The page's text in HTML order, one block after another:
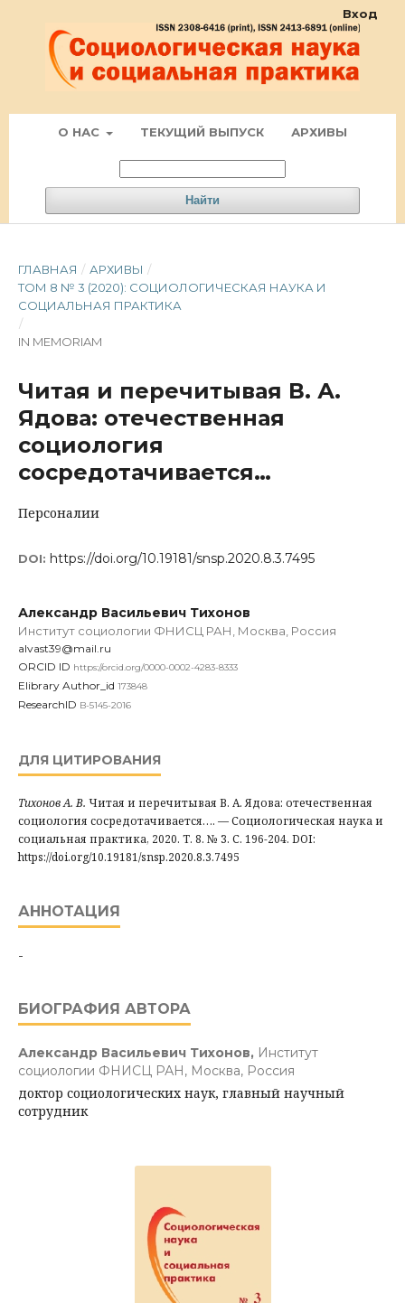
О НАС ТЕКУЩИЙ ВЫПУСК АРХИВЫ
Найти
Вход
ГЛАВНАЯ / АРХИВЫ /
ТОМ 8 № 3 (2020): СОЦИОЛОГИЧЕСКАЯ НАУКА И
СОЦИАЛЬНАЯ ПРАКТИКА
/
IN MEMORIAM
Читая и перечитывая В. А.
Ядова: отечественная
социология
сосредотачивается…
Персоналии
DOI: https://doi.org/10.19181/snsp.2020.8.3.7495
Александр Васильевич Тихонов
Институт социологии ФНИСЦ РАН, Москва, Россия
alvast39@mail.ru
ORCID ID https://orcid.org/0000-0002-4283-8333
Elibrary Author_id 173848
ResearchID B-5145-2016
ДЛЯ ЦИТИРОВАНИЯ
Тихонов А. В. Читая и перечитывая В. А. Ядова: отечественная
социология сосредотачивается…. — Социологическая наука и
социальная практика, 2020. Т. 8. № 3. С. 196-204. DOI:
https://doi.org/10.19181/snsp.2020.8.3.7495
АННОТАЦИЯ
-
БИОГРАФИЯ АВТОРА
Александр Васильевич Тихонов, Институт
социологии ФНИСЦ РАН, Москва, Россия
доктор социологических наук, главный научный
сотрудник